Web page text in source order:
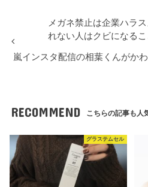
メガネ禁止は企業ハラ
れない人はクビになる
嵐インスタ配信の相葉くんがか
RECOMMEND こちらの記事も人
グラステムセル